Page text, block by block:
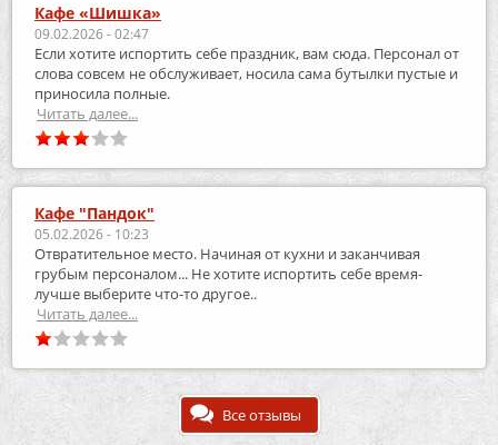
Кафе «Шишка»
09.02.2026 - 02:47
Если хотите испортить себе праздник, вам сюда. Персонал от
слова совсем не обслуживает, носила сама бутылки пустые и
приносила полные.
Читать далее...
Кафе "Пандок"
05.02.2026 - 10:23
Отвратительное место. Начиная от кухни и заканчивая
грубым персоналом... Не хотите испортить себе время-
лучше выберите что-то другое..
Читать далее...
Все отзывы